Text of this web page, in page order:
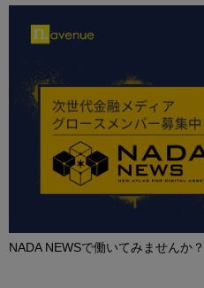
NADA NEWSで働いてみませんか？